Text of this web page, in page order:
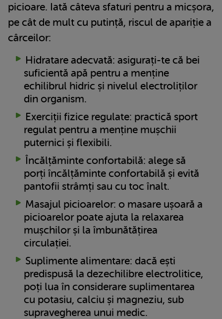
picioare. Iată câteva sfaturi pentru a micșora,
pe cât de mult cu putință, riscul de apariție a
cârceilor:
Hidratare adecvată: asigurați-te că bei
suficientă apă pentru a menține
echilibrul hidric și nivelul electroliților
din organism.
Exerciții fizice regulate: practică sport
regulat pentru a menține mușchii
puternici și flexibili.
Încălțăminte confortabilă: alege să
porți încălțăminte confortabilă și evită
pantofii strâmți sau cu toc înalt.
Masajul picioarelor: o masare ușoară a
picioarelor poate ajuta la relaxarea
mușchilor și la îmbunătățirea
circulației.
Suplimente alimentare: dacă ești
predispusă la dezechilibre electrolitice,
poți lua în considerare suplimentarea
cu potasiu, calciu și magneziu, sub
supravegherea unui medic.